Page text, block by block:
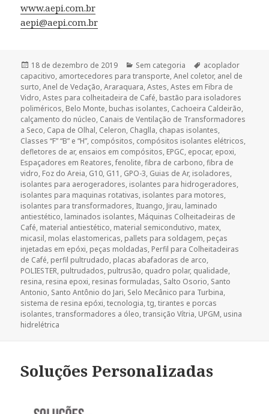
www.aepi.com.br
aepi@aepi.com.br
Publicado
em
18 de dezembro de 2019 Categorias
Sem categoria Tags
acoplador
capacitivo, amortecedores para transporte,Anel coletor, anel de
surto,Anel de Vedação,Araraquara,Astes,Astes em Fibra de
Vidro,Astes para colheitadeira de Café, bastão para isoladores
poliméricos, Belo Monte, buchas isolantes, Cachoeira Caldeirão,
calçamento do núcleo, Canais de Ventilação de Transformadores
a Seco, Capa de Olhal, Celeron, Chaglla, chapas isolantes,
Classes “F” “B” e “H”, compósitos, compósitos isolantes elétricos,
defletores de ar, ensaios em compósitos, EPGC, epocar, epoxi,
Espaçadores em Reatores,fenolite,fibra de carbono,fibra de
vidro, Foz do Areia, G10, G11 , GPO-3, Guias de Ar, isoladores,
isolantes para aerogeradores, isolantes para hidrogeradores,
isolantes para maquinas rotativas, isolantes para motores,
isolantes para transformadores, Ituango, Jirau, laminado
antiestético, laminados isolantes, Máquinas Colheitadeiras de
Café, material antiestético, material semicondutivo, matex,
micasil, molas elastomericas, pallets para soldagem, peças
injetadas em epóxi, peças moldadas, Perfil para Colheitadeiras
de Café, perfil pultrudado, placas abafadoras de arco,
POLIESTER, pultrudados, pultrusão, quadro polar, qualidade,
resina, resina epoxi, resinas formuladas, Salto Osorio, Santo
Antonio, Santo Antônio do Jari, Selo Mecânico para Turbina,
sistema de resina epóxi,tecnologia,tg,tirantes e porcas
isolantes,transformadores a óleo,transição Vítria, UPGM, usina
hidrelétrica
Soluções Personalizadas